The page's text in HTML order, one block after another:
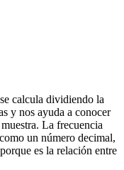
calcula dividiendo la
y nos ayuda a conocer
La frecuencia
un número decimal,
es la relación entre